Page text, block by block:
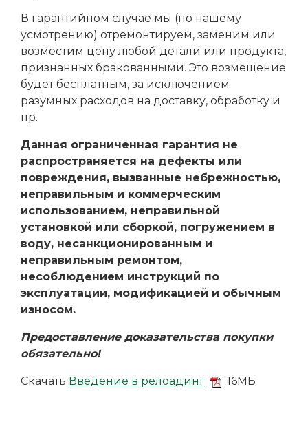
В гарантийном случае мы (по нашему
усмотрению) отремонтируем, заменим или
возместим цену любой детали или продукта,
признанных бракованными. Это возмещение
будет бесплатным, за исключением
разумных расходов на доставку, обработку и
пр.
Данная ограниченная гарантия не
распространяется на дефекты или
повреждения, вызванные небрежностью,
неправильным и коммерческим
использованием, неправильной
установкой или сборкой, погружением в
воду, несанкционированным и
неправильным ремонтом,
несоблюдением инструкций по
эксплуатации, модификацией и обычным
износом.
Предоставление доказательства покупки
обязательно!
Скачать Введение в релоадинг 16МБ